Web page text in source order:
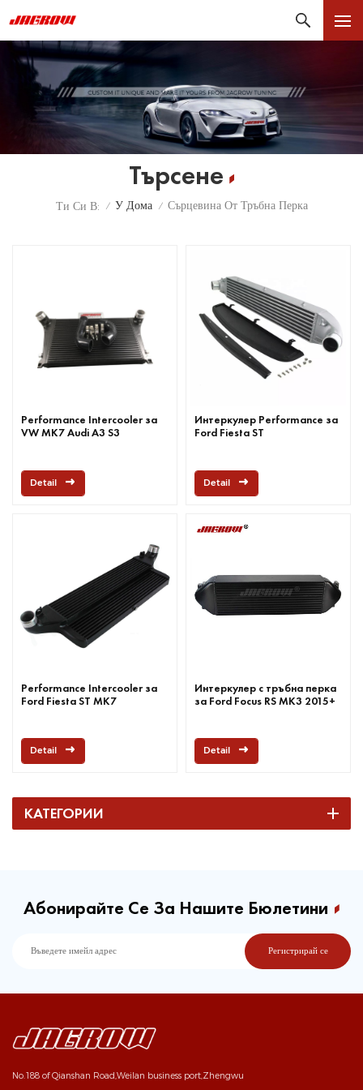
Търсене
Ти Си В: / У Дома / Сърцевина От Тръбна Перка
Performance Intercooler за
VW MK7 Audi A3 S3
Detail
Интеркулер Performance за
Ford Fiesta ST
Detail
Performance Intercooler за
Ford Fiesta ST MK7
Detail
Интеркулер с тръбна перка
за Ford Focus RS MK3 2015+
Detail
КАТЕГОРИИ
Абонирайте Се За Нашите Бюлетини
No.188 of Qianshan Road,Weilan business port,Zhengwu